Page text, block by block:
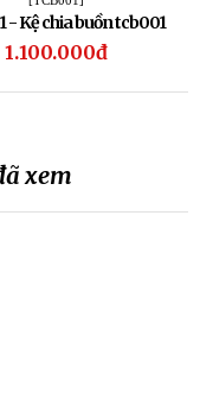
- Kệ chia buồn tcb001
1.100.000đ
xem